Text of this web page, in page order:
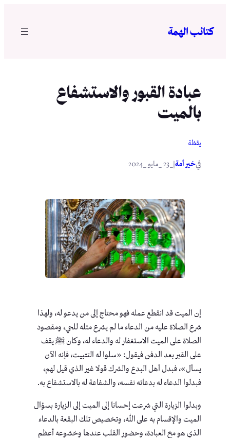
المحتوى
كتائب الهمة
عبادة القبور والاستشفاع
بالميت
يقظة
فيخير أمة
إن الميت قد انقطع عمله فهو محتاج إلى من يدعو له، ولهذا
شرع الصلاة عليه من الدعاء ما لم يشرع مثله للحي، ومقصود
الصلاة على الميت الاستغفار له والدعاء له، وكان ﷺ يقف
على القبر بعد الدفن فيقول: «سلوا له التثبيت، فإنه الآن
يسأل»، فبدل أهل البدع والشرك قولا غير الذي قيل لهم،
فبدلوا الدعاء له بدعائه نفسه، والشفاعة له بالاستشفاع به.
وبدلوا الزيارة التي شرعت إحسانا إلى الميت إلى الزيارة بسؤال
الميت والإقسام به على الله، وتخصيص تلك البقعة بالدعاء
الذي هو مخ العبادة، وحضور القلب عندها وخشوعه أعظم